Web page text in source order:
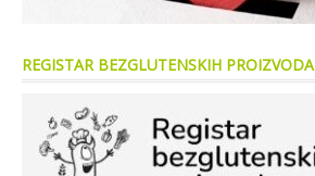
REGISTAR BEZGLUTENSKIH PROIZVODA